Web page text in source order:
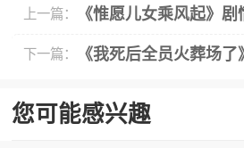
上一篇： 《惟愿儿女乘风起》剧
下一篇： 《我死后全员火葬场
您可能感兴趣